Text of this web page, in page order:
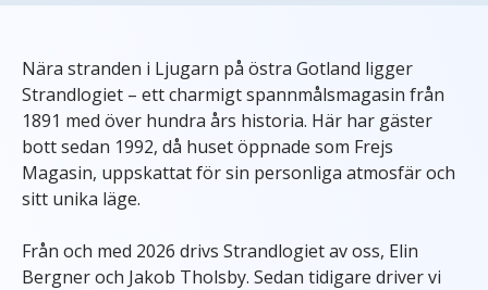
Nära stranden i Ljugarn på östra Gotland ligger
Strandlogiet – ett charmigt spannmålsmagasin från
1891 med över hundra års historia. Här har gäster
bott sedan 1992, då huset öppnade som Frejs
Magasin, uppskattat för sin personliga atmosfär och
sitt unika läge.
Från och med 2026 drivs Strandlogiet av oss, Elin
Bergner och Jakob Tholsby. Sedan tidigare driver vi